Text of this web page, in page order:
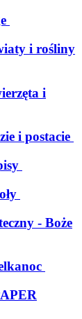
i rośliny
i
i postacie
- Boże